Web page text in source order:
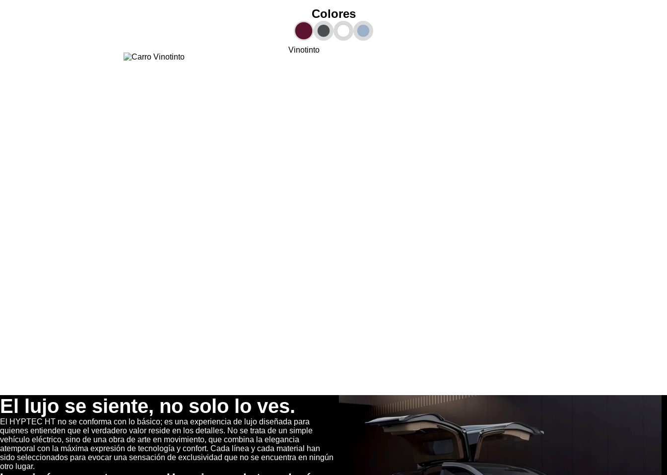
Colores
Vinotinto
El lujo se siente, no solo lo ves.
El HYPTEC HT no se conforma con lo básico; es una experiencia de lujo diseñada para
quienes entienden que el verdadero valor reside en los detalles. No se trata de un simple
vehículo eléctrico, sino de una obra de arte en movimiento, que combina la elegancia
atemporal con la máxima expresión de tecnología y confort. Cada línea y cada material han
sido seleccionados para evocar una sensación de exclusividad que no se encuentra en ningún
otro lugar.